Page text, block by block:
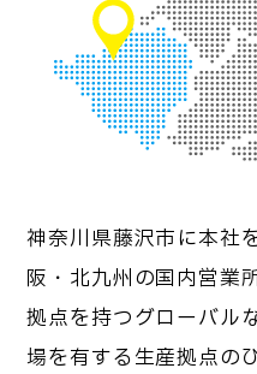
神奈川県藤沢市に本社
阪・北九州の国内営業
拠点を持つグローバル
場を有する生産拠点の